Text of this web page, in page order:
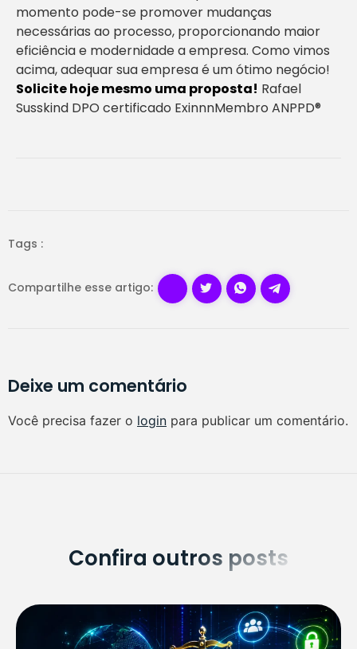
momento pode-se promover mudanças
necessárias ao processo, proporcionando maior
eficiência e modernidade a empresa. Como vimos
acima, adequar sua empresa é um ótimo negócio!
Solicite hoje mesmo uma proposta! Rafael
Susskind DPO certificado ExinnnMembro ANPPD®
Tags :
Compartilhe esse artigo:
Deixe um comentário
Você precisa fazer o login para publicar um comentário.
Confira outros posts